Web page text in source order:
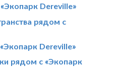
Dereville»
рядом с
Dereville»
рядом с «Экопарк